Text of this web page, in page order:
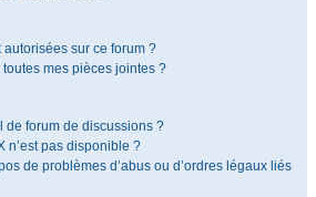
sur ce forum ?
mes pièces jointes ?
forum de discussions ?
n’est pas disponible ?
de problèmes d’abus ou d’ordres légaux liés